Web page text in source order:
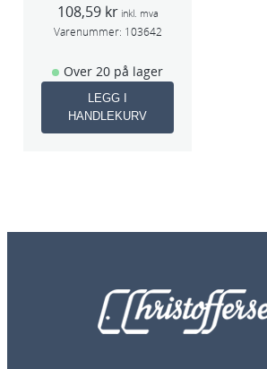
5stk/pk pris/stk
108,59 kr inkl. mva
Varenummer: 103642
Over 20 på lager
LEGG I
HANDLEKURV